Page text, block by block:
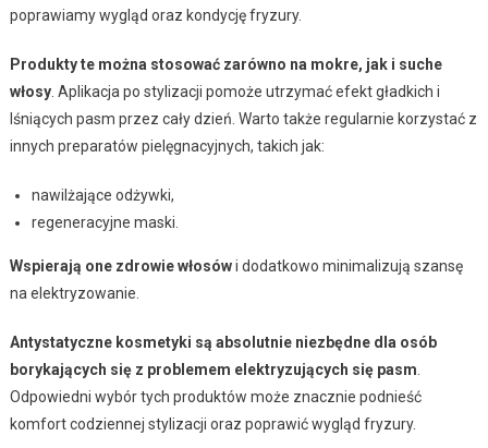
poprawiamy wygląd oraz kondycję fryzury.
Produkty te można stosować zarówno na mokre, jak i suche
włosy. Aplikacja po stylizacji pomoże utrzymać efekt gładkich i
lśniących pasm przez cały dzień. Warto także regularnie korzystać z
innych preparatów pielęgnacyjnych, takich jak:
nawilżające odżywki,
regeneracyjne maski.
Wspierają one zdrowie włosówi dodatkowo minimalizują szansę
na elektryzowanie.
Antystatyczne kosmetyki są absolutnie niezbędne dla osób
borykających się z problemem elektryzujących się pasm
Odpowiedni wybór tych produktów może znacznie podnieść
komfort codziennej stylizacji oraz poprawić wygląd fryzury.